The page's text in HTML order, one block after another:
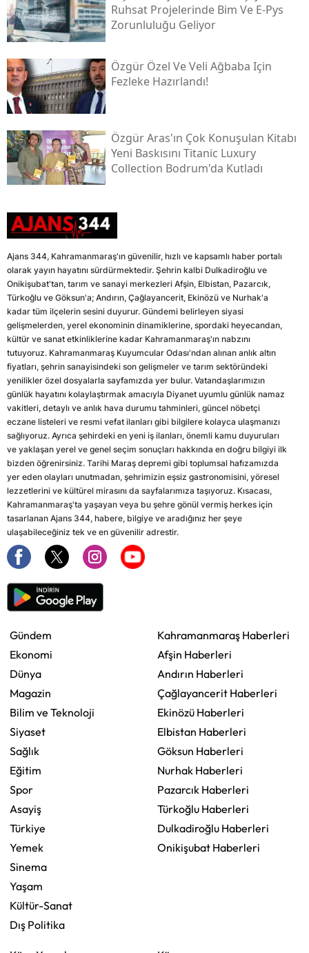
Ruhsat Projelerinde Bim Ve E-Pys
Zorunluluğu Geliyor
Özgür Özel Ve Veli Ağbaba Için
Fezleke Hazırlandı!
Özgür Aras'ın Çok Konuşulan Kitabı
Yeni Baskısını Titanic Luxury
Collection Bodrum'da Kutladı
Ajans 344, Kahramanmaraş'ın güvenilir, hızlı ve kapsamlı haber portalı
olarak yayın hayatını sürdürmektedir. Şehrin kalbi Dulkadiroğlu ve
Onikişubat'tan, tarım ve sanayi merkezleri Afşin, Elbistan, Pazarcık,
Türkoğlu ve Göksun'a; Andırın, Çağlayancerit, Ekinözü ve Nurhak'a
kadar tüm ilçelerin sesini duyurur. Gündemi belirleyen siyasi
gelişmelerden, yerel ekonominin dinamiklerine, spordaki heyecandan,
kültür ve sanat etkinliklerine kadar Kahramanmaraş'ın nabzını
tutuyoruz. Kahramanmaraş Kuyumcular Odası'ndan alınan anlık altın
fiyatları, şehrin sanayisindeki son gelişmeler ve tarım sektöründeki
yenilikler özel dosyalarla sayfamızda yer bulur. Vatandaşlarımızın
günlük hayatını kolaylaştırmak amacıyla Diyanet uyumlu günlük namaz
vakitleri, detaylı ve anlık hava durumu tahminleri, güncel nöbetçi
eczane listeleri ve resmi vefat ilanları gibi bilgilere kolayca ulaşmanızı
sağlıyoruz. Ayrıca şehirdeki en yeni iş ilanları, önemli kamu duyuruları
ve yaklaşan yerel ve genel seçim sonuçları hakkında en doğru bilgiyi ilk
bizden öğrenirsiniz. Tarihi Maraş depremi gibi toplumsal hafızamızda
yer eden olayları unutmadan, şehrimizin eşsiz gastronomisini, yöresel
lezzetlerini ve kültürel mirasını da sayfalarımıza taşıyoruz. Kısacası,
Kahramanmaraş'ta yaşayan veya bu şehre gönül vermiş herkes için
tasarlanan Ajans 344, habere, bilgiye ve aradığınız her şeye
ulaşabileceğiniz tek ve en güvenilir adrestir.
Gündem
Ekonomi
Dünya
Magazin
Bilim ve Teknoloji
Siyaset
Sağlık
Eğitim
Spor
Asayiş
Türkiye
Yemek
Sinema
Yaşam
Kültür-Sanat
Dış Politika
Kahramanmaraş Haberleri
Afşin Haberleri
Andırın Haberleri
Çağlayancerit Haberleri
Ekinözü Haberleri
Elbistan Haberleri
Göksun Haberleri
Nurhak Haberleri
Pazarcık Haberleri
Türkoğlu Haberleri
Dulkadiroğlu Haberleri
Onikişubat Haberleri